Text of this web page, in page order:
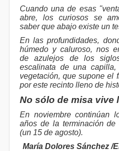
Cuando una de esas
abre, los curiosos se
saber que abajo existe un
En las profundidades,
húmedo y caluroso, nos
de azulejos de los
escalinata de una
vegetación, que supone el
por este recinto lleno de
No sólo de misa vive
En noviembre continúan
años de la terminación de
(un 15 de agosto).
María Dolores Sánchez /